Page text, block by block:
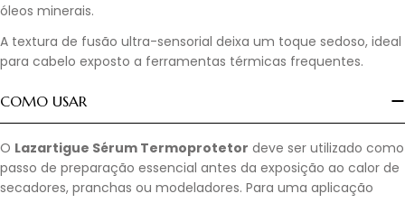
óleos minerais.
A textura de fusão ultra-sensorial deixa um toque sedoso, ideal
para cabelo exposto a ferramentas térmicas frequentes.
COMO USAR
O Lazartigue Sérum Termoprotetor deve ser utilizado como
passo de preparação essencial antes da exposição ao calor de
secadores, pranchas ou modeladores. Para uma aplicação